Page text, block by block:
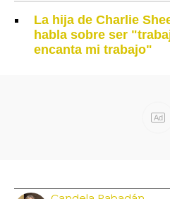
La hija de Charlie
habla sobre ser
encanta mi trabajo"
Ad